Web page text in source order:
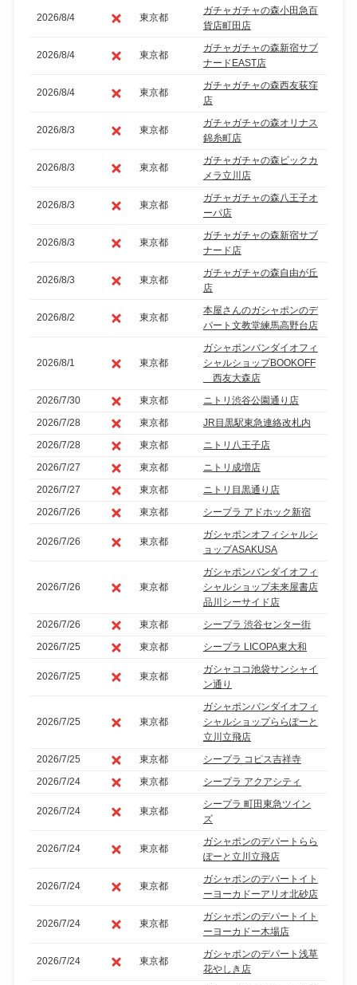
2026/8/4 東京都
ガチャガチャの森小田急百
貨店町田店
2026/8/4 東京都
ガチャガチャの森新宿サブ
ナードEAST店
2026/8/4 東京都
ガチャガチャの森西友荻窪
店
2026/8/3 東京都
ガチャガチャの森オリナス
錦糸町店
2026/8/3 東京都
ガチャガチャの森ビックカ
メラ立川店
2026/8/3 東京都
ガチャガチャの森八王子オ
ーパ店
2026/8/3 東京都
ガチャガチャの森新宿サブ
ナード店
2026/8/3 東京都
ガチャガチャの森自由が丘
店
2026/8/2 東京都
本屋さんのガシャポンのデ
パート文教堂練馬高野台店
2026/8/1 東京都
ガシャポンバンダイオフィ
シャルショップBOOKOFF
西友大森店
2026/7/30
東京都
ニトリ渋谷公園通り店
2026/7/28
東京都
JR目黒駅東急連絡改札内
2026/7/28
東京都
ニトリ八王子店
2026/7/27
東京都
ニトリ成増店
2026/7/27
東京都
ニトリ目黒通り店
2026/7/26
東京都 シープラ アドホック新宿
2026/7/26 東京都
ガシャポンオフィシャルシ
ョップASAKUSA
2026/7/26 東京都
ガシャポンバンダイオフィ
シャルショップ未来屋書店
品川シーサイド店
2026/7/26
東京都
シープラ 渋谷センター街
2026/7/25
東京都 シープラ LICOPA東大和
2026/7/25 東京都
ガシャココ池袋サンシャイ
ン通り
2026/7/25 東京都
ガシャポンバンダイオフィ
シャルショップららぽーと
立川立飛店
2026/7/25
東京都
シープラ コピス吉祥寺
2026/7/24
東京都 シープラ アクアシティ
2026/7/24 東京都
シープラ 町田東急ツイン
ズ
2026/7/24 東京都
ガシャポンのデパートらら
ぽーと立川立飛店
2026/7/24 東京都
ガシャポンのデパートイト
ーヨーカドーアリオ北砂店
2026/7/24 東京都
ガシャポンのデパートイト
ーヨーカドー木場店
2026/7/24 東京都
ガシャポンのデパート浅草
花やしき店